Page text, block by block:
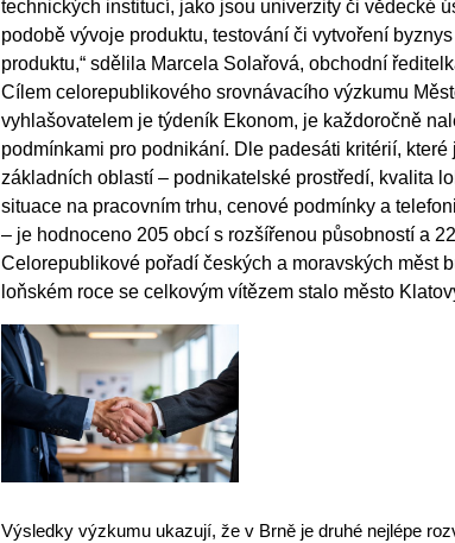
technických institucí, jako jsou univerzity či vědecké
podobě vývoje produktu, testování či vytvoření
produktu,“ sdělila Marcela Solařová, obchodní
Cílem celorepublikového srovnávacího výzkumu
vyhlašovatelem je týdeník Ekonom, je každoročně
podmínkami pro podnikání. Dle padesáti kritérií,
základních oblastí – podnikatelské prostředí, kvalita
situace na pracovním trhu, cenové podmínky a
– je hodnoceno 205 obcí s rozšířenou působností a
Celorepublikové pořadí českých a moravských měst
loňském roce se celkovým vítězem stalo město
Výsledky výzkumu ukazují, že v Brně je druhé nejlépe